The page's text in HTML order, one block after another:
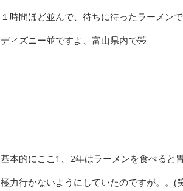
１時間ほど並んで、待ちに待ったラーメン
ディズニー並ですよ、富山県内で🤣
基本的にここ1、2年はラーメンを食べると
極力行かないようにしていたのですが。。(